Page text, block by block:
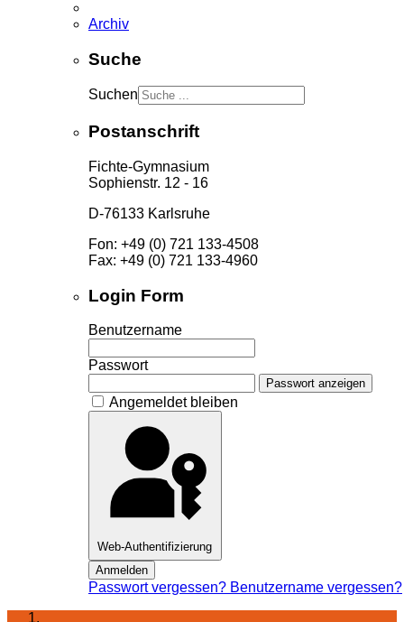
Archiv
Suche
Suchen
Postanschrift
Fichte-Gymnasium
Sophienstr. 12 - 16
D-76133 Karlsruhe
Fon: +49 (0) 721 133-4508
Fax: +49 (0) 721 133-4960
Login Form
Benutzername
Passwort
Passwort anzeigen
Angemeldet bleiben
Web-Authentifizierung
Anmelden
Passwort vergessen? Benutzername vergessen?